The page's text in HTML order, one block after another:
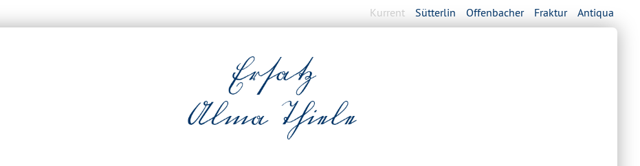
Kurrent Sütterlin Offenbacher Fraktur Antiqua